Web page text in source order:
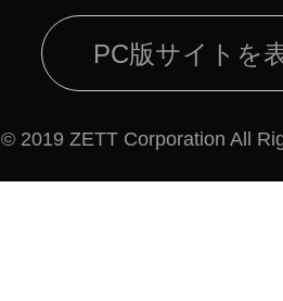
PC版サイトを
© 2019 ZETT Corporation All